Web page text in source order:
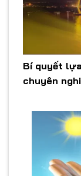
Bí quyết
chuyên